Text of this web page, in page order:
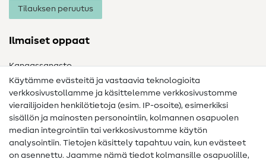
Tilauksen peruutus
Ilmaiset oppaat
Kangassanasto
Ompelusanasto
Ompeluohjeet
Apua ja yhteystiedot
Yhteystiedot
Käytämme evästeitä ja vastaavia teknologioita
verkkosivustollamme ja käsittelemme verkkosivustomme
vierailijoiden henkilötietoja (esim. IP-osoite), esimerkiksi
sisällön ja mainosten personointiin, kolmannen osapuolen
median integrointiin tai verkkosivustomme käytön
analysointiin. Tietojen käsittely tapahtuu vain, kun evästeet
on asennettu. Jaamme nämä tiedot kolmansille osapuolille,